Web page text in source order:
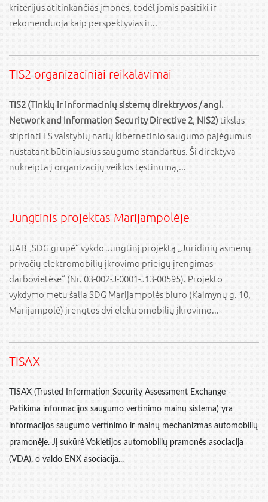
kriterijus atitinkančias įmones, todėl jomis pasitiki ir
rekomenduoja kaip perspektyvias ir...
TIS2 organizaciniai reikalavimai
TIS2 (Tinklų ir informacinių sistemų direktryvos / angl.
Network and Information Security Directive 2, NIS2) tikslas –
stiprinti ES valstybių narių kibernetinio saugumo pajėgumus
nustatant būtiniausius saugumo standartus. Ši direktyva
nukreipta į organizacijų veiklos tęstinumą,...
Jungtinis projektas Marijampolėje
UAB „SDG grupė“ vykdo Jungtinį projektą „Juridinių asmenų
privačių elektromobilių įkrovimo prieigų įrengimas
darbovietėse“ (Nr. 03-002-J-0001-J13-00595). Projekto
vykdymo metu šalia SDG Marijampolės biuro (Kaimynų g. 10,
Marijampolė) įrengtos dvi elektromobilių įkrovimo...
TISAX
TISAX (Trusted Information Security Assessment Exchange -
Patikima informacijos saugumo vertinimo mainų sistema) yra
informacijos saugumo vertinimo ir mainų mechanizmas automobilių
pramonėje. Jį sukūrė Vokietijos automobilių pramonės asociacija
(VDA), o valdo ENX asociacija...